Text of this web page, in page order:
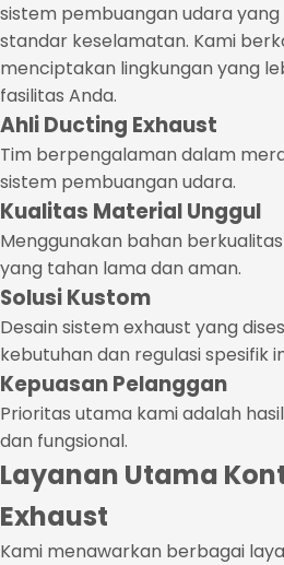
sistem pembuangan udara yang
standar keselamatan. Kami
menciptakan lingkungan yang
fasilitas Anda.
Ahli Ducting Exhaust
Tim berpengalaman dalam
sistem pembuangan udara.
Kualitas Material Unggul
Menggunakan bahan
yang tahan lama dan aman.
Solusi Kustom
Desain sistem exhaust yang
kebutuhan dan regulasi spesifik
Kepuasan Pelanggan
Prioritas utama kami adalah
dan fungsional.
Layanan Utama
Exhaust
Kami menawarkan berbagai